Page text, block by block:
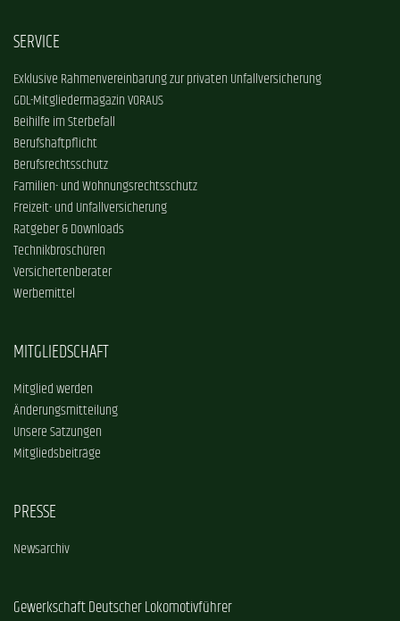
SERVICE
Exklusive Rahmenvereinbarung zur privaten Unfallversicherung
GDL-Mitgliedermagazin VORAUS
Beihilfe im Sterbefall
Berufshaftpflicht
Berufsrechtsschutz
Familien- und Wohnungsrechtsschutz
Freizeit- und Unfallversicherung
Ratgeber & Downloads
Technikbroschüren
Versichertenberater
Werbemittel
MITGLIEDSCHAFT
Mitglied werden
Änderungsmitteilung
Unsere Satzungen
Mitgliedsbeiträge
PRESSE
Newsarchiv
Gewerkschaft Deutscher Lokomotivführer